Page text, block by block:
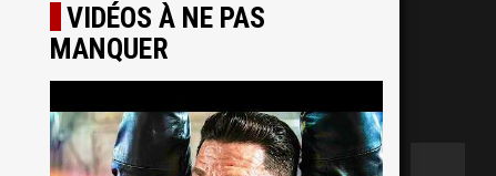
VIDÉOS À NE PAS
MANQUER